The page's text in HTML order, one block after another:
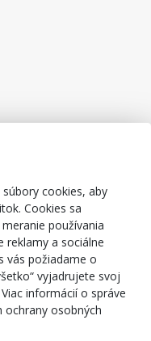
cookies, aby
Cookies sa
používania
reklamy a sociálne
vás požiadame o
vyjadrujete svoj
informácií o správe
ochrany osobných